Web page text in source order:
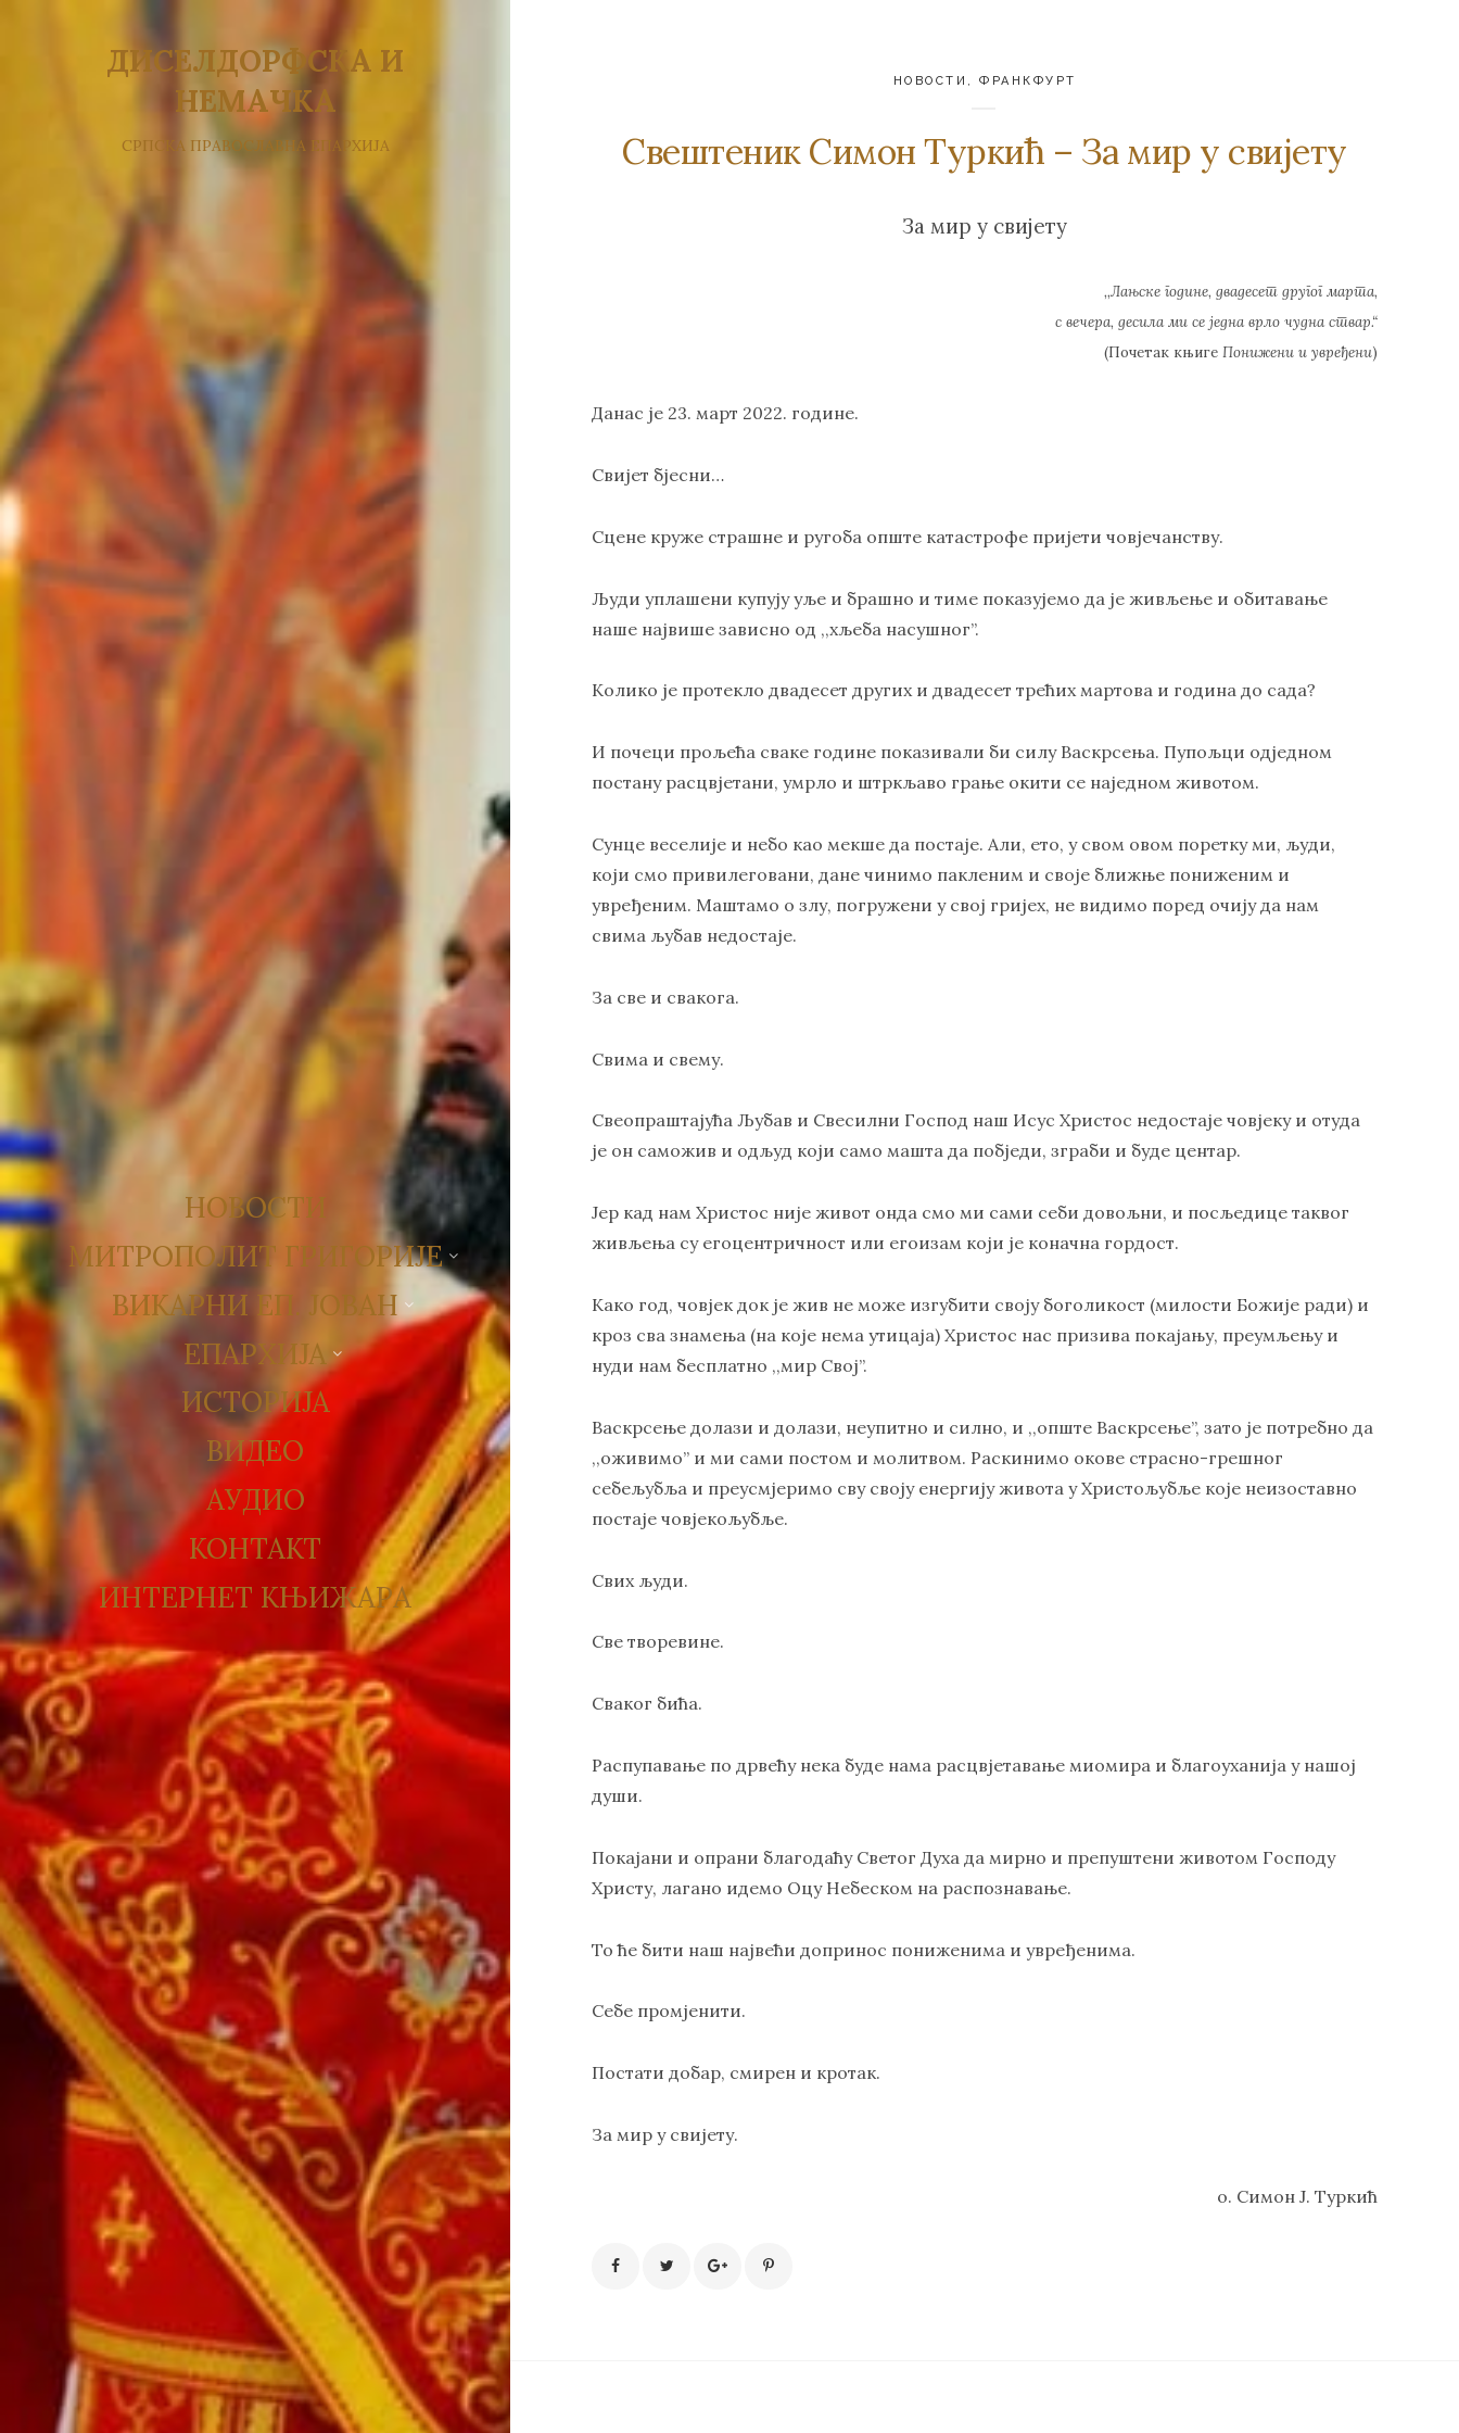
ДИСЕЛДОРФСКА И
НЕМАЧКА
СРПСКА ПРАВОСЛАВНА ЕПАРХИЈА
НОВОСТИ
МИТРОПОЛИТ ГРИГОРИЈЕ
ВИКАРНИ ЕП. ЈОВАН
ЕПАРХИЈА
ИСТОРИЈА
ВИДЕО
АУДИО
КОНТАКТ
ИНТЕРНЕТ КЊИЖАРА
НОВОСТИ ,ФРАНКФУРТ
Свештеник Симон Туркић – За мир у свијету
За мир у свијету
,,Лањске године, двадесет другог марта,
с вечера, десила ми се једна врло чудна ствар.“
(Почетак књигеПонижени и увређени)
Данас је 23. март 2022. године.
Свијет бјесни…
Сцене круже страшне и ругоба опште катастрофе пријети човјечанству.
Људи уплашени купују уље и брашно и тиме показујемо да је живљење и обитавање
наше највише зависно од ,,хљеба насушног”.
Колико је протекло двадесет других и двадесет трећих мартова и година до сада?
И почеци прољећа сваке године показивали би силу Васкрсења. Пупољци одједном
постану расцвјетани, умрло и штркљаво грање окити се наједном животом.
Сунце веселије и небо као мекше да постаје. Али, ето, у свом овом поретку ми, људи,
који смо привилеговани, дане чинимо пакленим и своје ближње пониженим и
увређеним. Маштамо о злу, погружени у свој гријех, не видимо поред очију да нам
свима љубав недостаје.
За све и свакога.
Свима и свему.
Свеопраштајућа Љубав и Свесилни Господ наш Исус Христос недостаје човјеку и отуда
је он саможив и одљуд који само машта да побједи, зграби и буде центар.
Јер кад нам Христос није живот онда смо ми сами себи довољни, и посљедице таквог
живљења су егоцентричност или егоизам који је коначна гордост.
Како год, човјек док је жив не може изгубити своју боголикост (милости Божије ради) и
кроз сва знамења (на које нема утицаја) Христос нас призива покајању, преумљењу и
нуди нам бесплатно ,,мир Свој”.
Васкрсење долази и долази, неупитно и силно, и ,,опште Васкрсење”, зато је потребно да
,,оживимо” и ми сами постом и молитвом. Раскинимо окове страсно-грешног
себељубља и преусмјеримо сву своју енергију живота у Христољубље које неизоставно
постаје човјекољубље.
Свих људи.
Све творевине.
Сваког бића.
Распупавање по дрвећу нека буде нама расцвјетавање миомира и благоуханија у нашој
души.
Покајани и опрани благодаћу Светог Духа да мирно и препуштени животом Господу
Христу, лагано идемо Оцу Небеском на распознавање.
То ће бити наш највећи допринос пониженима и увређенима.
Себе промјенити.
Постати добар, смирен и кротак.
За мир у свијету.
о. Симон Ј. Туркић